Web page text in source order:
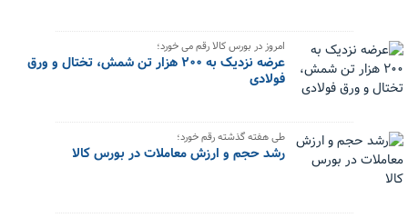
امروز در بورس کالا رقم می خورد؛
عرضه نزدیک به ۲۰۰ هزار تن شمش، تختال و ورق
فولادی
طی هفته گذشته رقم خورد؛
رشد حجم و ارزش معاملات در بورس کالا